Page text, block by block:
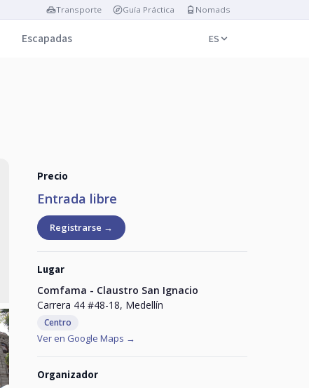
Transporte Guía Práctica Nomads
Escapadas ES
Precio
Entrada libre
Registrarse →
Lugar
Comfama - Claustro San Ignacio
Carrera 44 #48-18, Medellín
Centro
Ver en Google Maps →
Organizador